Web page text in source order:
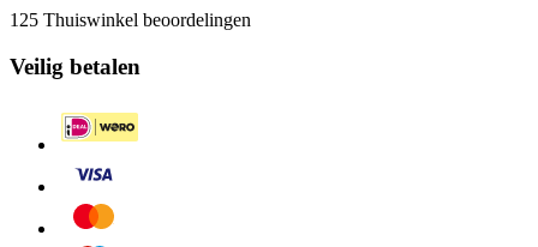
125 Thuiswinkel beoordelingen
Veilig betalen